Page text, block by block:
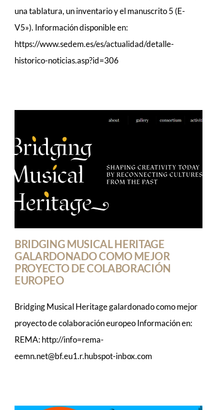
una tablatura, un inventario y el manuscrito 5 (E-
V5»). Información disponible en:
https://www.sedem.es/es/actualidad/detalle-
historico-noticias.asp?id=306
BRIDGING MUSICAL HERITAGE
GALARDONADO COMO MEJOR
PROYECTO DE COLABORACIÓN
EUROPEO
Bridging Musical Heritage galardonado como mejor
proyecto de colaboración europeo Información en:
REMA: http://info=rema-
eemn.net@bf.eu1.r.hubspot-inbox.com